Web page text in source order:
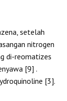
setelah
nitrogen
di-reomatizes
[9] .
[3].